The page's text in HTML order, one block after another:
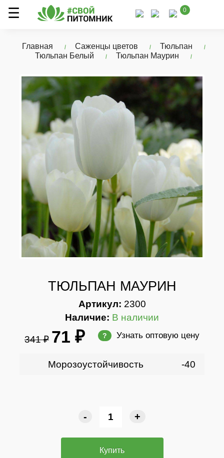
0
Главная Саженцы цветов
Тюльпан
Тюльпан Белый
Тюльпан Маурин
ТЮЛЬПАН МАУРИН
Артикул: 2300
Наличие: В наличии
341 ₽ 71 ₽ ? Узнать оптовую цену
Морозоустойчивость -40
- +
Купить